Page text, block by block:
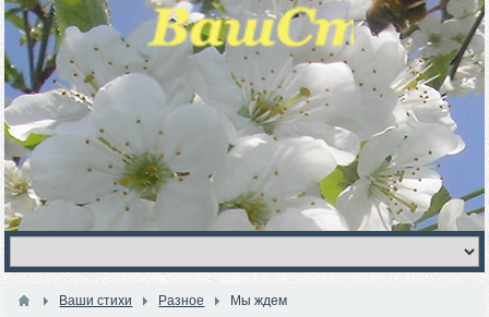
Ваши стихи Разное Мы ждем